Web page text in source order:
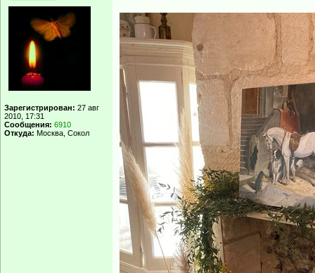
Зарегистрирован: 27 авг
2010, 17:31
Сообщения: 6910
Откуда: Москва, Сокол